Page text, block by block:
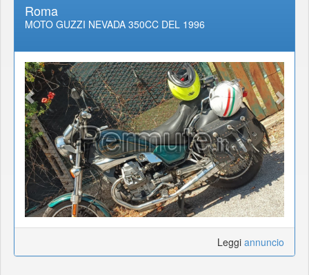
Roma
MOTO GUZZI NEVADA 350CC DEL 1996
Leggi annuncio